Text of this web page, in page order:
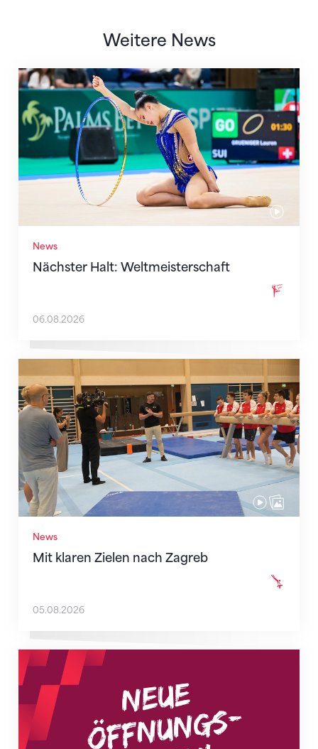
Weitere News
News
Nächster Halt: Weltmeisterschaft
Nächster Halt: Weltmeisterschaft
06.08.2026
News
Mit klaren Zielen nach Zagreb
Mit klaren Zielen nach Zagreb
05.08.2026
Neue Empfangszeiten ab 1. August 2026